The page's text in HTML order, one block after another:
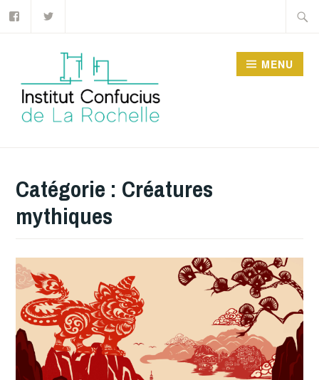
DE LA ROCHELLE
MENU
Catégorie : Créatures
mythiques